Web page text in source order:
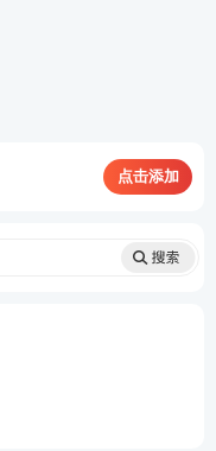
级，高效精学，
点击添加